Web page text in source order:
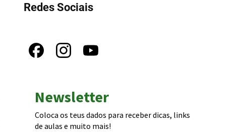
Redes Sociais
Newsletter
Coloca os teus dados para receber dicas, links
de aulas e muito mais!